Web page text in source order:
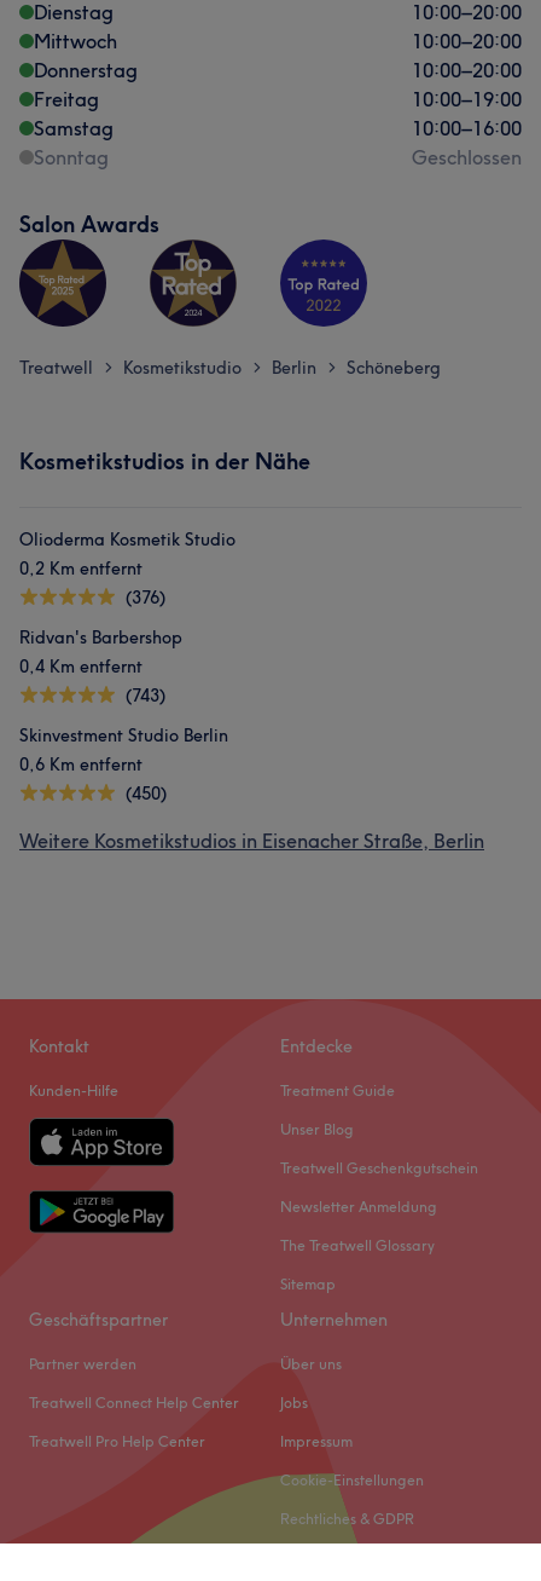
Dienstag
10:00–20:00
Mittwoch
10:00–20:00
Donnerstag
10:00–20:00
Freitag
10:00–19:00
Samstag
10:00–16:00
Sonntag
Geschlossen
Salon Awards
Treatwell > Kosmetikstudio > Berlin > Schöneberg
Kosmetikstudios in der Nähe
Olioderma Kosmetik Studio
0,2 Km entfernt
(376)
Ridvan's Barbershop
0,4 Km entfernt
(743)
Skinvestment Studio Berlin
0,6 Km entfernt
(450)
Weitere Kosmetikstudios in Eisenacher Straße, Berlin
Kontakt
Kunden-Hilfe
Entdecke
Treatment Guide
Unser Blog
Treatwell Geschenkgutschein
Newsletter Anmeldung
The Treatwell Glossary
Sitemap
Geschäftspartner
Partner werden
Treatwell Connect Help Center
Treatwell Pro Help Center
Unternehmen
Über uns
Jobs
Impressum
Cookie-Einstellungen
Rechtliches & GDPR